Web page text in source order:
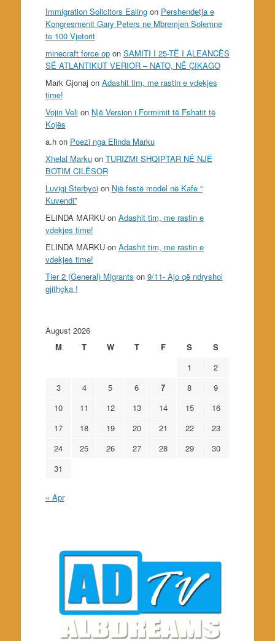
Immigration Solicitors Ealingon Pershendetja e
Kongresmenit Gary Peters ne Mbremjen Solemne
te 100 Vjetorit
minecraft force opon SAMITI I 25-TË I ALEANCËS
SË ATLANTIKUT VERIOR – NATO, NË ÇIKAGO
Mark Gjonaj on Adashit tim, me rastin e vdekjes
time!
Vojin Velion Një Version i Formimit të Fshatit të
Kojës
a.hon Poezi nga Elinda Marku
Xhelal Markuon TURIZMI SHQIPTAR NË NJË
BOTIM CILËSOR
Luvigj Sterbycion Një festë model në Kafe “
Kuvendi”
ELINDA MARKUon Adashit tim, me rastin e
vdekjes time!
ELINDA MARKUon Adashit tim, me rastin e
vdekjes time!
Tier 2 (General) Migrants on 9/11- Ajo që ndryshoi
gjithçka !
August 2026
M
T W T F S
S
1
2
3
4 5 6 7 8
9
10
11 12 13 14 15
16
17
18 19 20 21 22
23
24
25 26 27 28 29
30
31
« Apr